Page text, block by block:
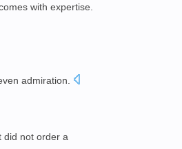
with expertise
admiration
did not order a